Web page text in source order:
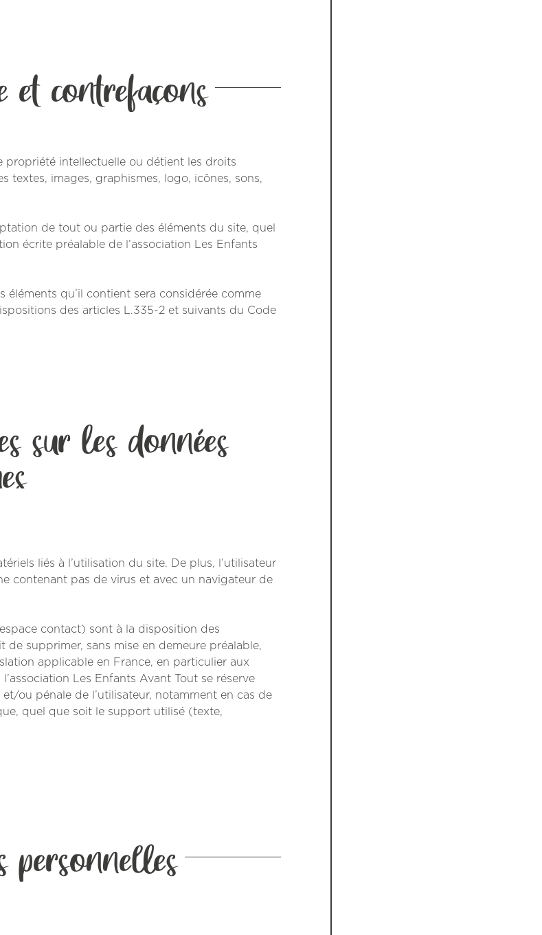
contrefaçons
propriété intellectuelle ou détient les droits
textes, images, graphismes, logo, icônes, sons,
de tout ou partie des éléments du site, quel
écrite préalable de l’association Les Enfants
qu’il contient sera considérée comme
des articles L.335-2 et suivants du Code
sur les données
liés à l’utilisation du site. De plus, l’utilisateur
contenant pas de virus et avec un navigateur de
contact) sont à la disposition des
de supprimer, sans mise en demeure préalable,
applicable en France, en particulier aux
Les Enfants Avant Tout se réserve
ou pénale de l’utilisateur, notamment en cas de
quel que soit le support utilisé (texte,
personnelles